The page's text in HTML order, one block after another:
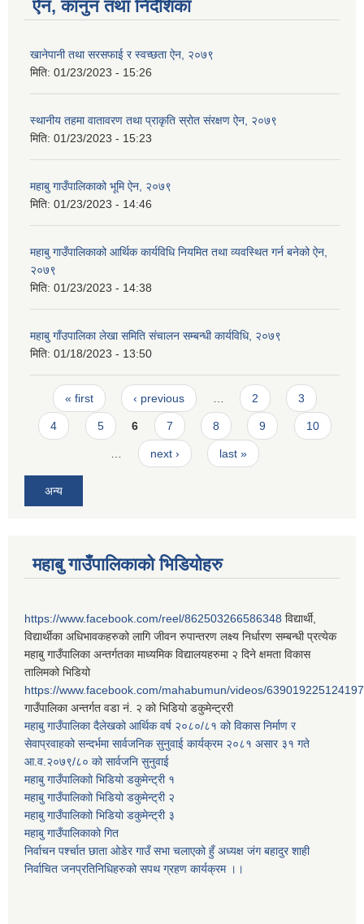
ऐन, कानुन तथा निर्देशिका
खानेपानी तथा सरसफाई र स्वच्छता ऐन, २०७९
मिति: 01/23/2023 - 15:26
स्थानीय तहमा वातावरण तथा प्राकृति स्रोत संरक्षण ऐन, २०७९
मिति: 01/23/2023 - 15:23
महाबु गाउँपालिकाको भूमि ऐन, २०७९
मिति: 01/23/2023 - 14:46
महाबु गाउँपालिकाको आर्थिक कार्यविधि नियमित तथा व्यवस्थित गर्न बनेको ऐन,
२०७९
मिति: 01/23/2023 - 14:38
महाबु गाँउपालिका लेखा समिति संचालन सम्बन्धी कार्यविधि, २०७९
मिति: 01/18/2023 - 13:50
Pages
« first ‹ previous 2 3
4 5 6 7 8 9 10
next › last »
अन्य
महाबु गाउँपालिकाको भिडियोहरु
https://www.facebook.com/reel/862503266586348 विद्यार्थी,
विद्यार्थीका अधिभावकहरुको लागि जीवन रुपान्तरण लक्ष्य निर्धारण सम्बन्धी प्रत्येक
महाबु गाउँपालिका अन्तर्गतका माध्यमिक विद्यालयहरुमा २ दिने क्षमता विकास
तालिमको भिडियो
https://www.facebook.com/mahabumun/videos/639019225124197
गाउँपालिका अन्तर्गत वडा नं. २ को भिडियो डकुमेन्ट्ररी
महाबु गाउँपालिका दैलेखको आर्थिक वर्ष २०८०/८१ को विकास निर्माण र
सेवाप्रवाहको सन्दर्भमा सार्वजनिक सुनुवाई कार्यक्रम २०८१ असार ३१ गते
आ.व.२०७९/८० को सार्वजनि सुनुवाई
महाबु गाउँपालिकाो भिडियो डकुमेन्ट्री १
महाबु गाउँपालिकाो भिडियो डकुमेन्ट्री २
महाबु गाउँपालिकाो भिडियो डकुमेन्ट्री ३
महाबु गाउँपालिकाको गित
निर्वाचन पर्श्चात छाता ओडेर गाउँ सभा चलाएको हुँ अध्यक्ष जंग बहादुर शाही
निर्वाचित जनप्रतिनिधिहरुको सपथ ग्रहण कार्यक्रम ।।